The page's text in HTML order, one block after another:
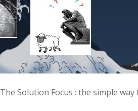
The Solution Focus : the simple